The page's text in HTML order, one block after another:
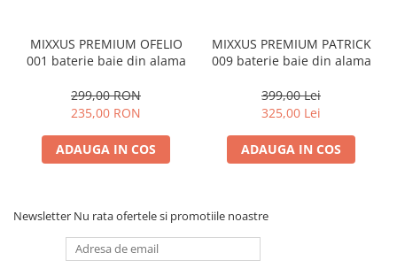
MIXXUS PREMIUM OFELIO
001 baterie baie din alama
299,00 RON
235,00 RON
ADAUGA IN COS
MIXXUS PREMIUM PATRICK
009 baterie baie din alama
399,00 Lei
325,00 Lei
ADAUGA IN COS
Newsletter Nu rata ofertele si promotiile noastre